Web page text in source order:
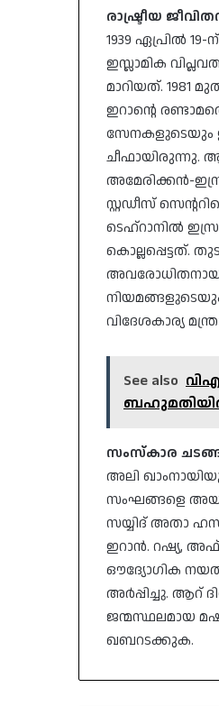
രാഷ്ട്രീയ
1939 ഏപ്രിൽ
ഇസ്ലാമിക
മാറിയത്. 1981
ഇറാന്റെ
സേനകളുടെയും
ചീഫായിരുന്നു.
അമേരിക്കൻ-
സ്റ്റഡീസ്
ടെഹ്‌റാനിൽ
കൊല്ലപ്പെട്ടത്.
വിദേശകാര്യ
See also
സംസ്കാര
അലി
സംഘങ്ങളെ
സയ്യിദ് അതാ
ഇറാൻ. റഷ്യ,
ഔദ്യോഗിക
അർപ്പിച്ചു. ആറ്
ജന്മസ്ഥലമായ
ഖബറടക്കുക.